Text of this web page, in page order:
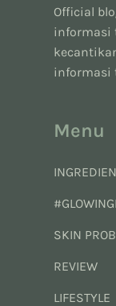
Official
informasi
informasi
Menu
SKIN
REVIEW
LIFESTYLE